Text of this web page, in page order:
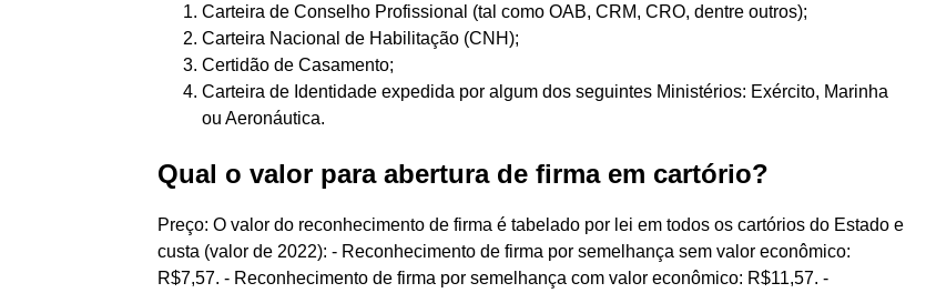
Carteira de Conselho Profissional (tal como OAB, CRM, CRO, dentre outros);
Carteira Nacional de Habilitação (CNH);
Certidão de Casamento;
Carteira de Identidade expedida por algum dos seguintes Ministérios: Exército, Marinha
ou Aeronáutica.
Qual o valor para abertura de firma em cartório?
Preço: O valor do reconhecimento de firma é tabelado por lei em todos os cartórios do Estado e
custa (valor de 2022): - Reconhecimento de firma por semelhança sem valor econômico:
R$7,57. - Reconhecimento de firma por semelhança com valor econômico: R$11,57. -